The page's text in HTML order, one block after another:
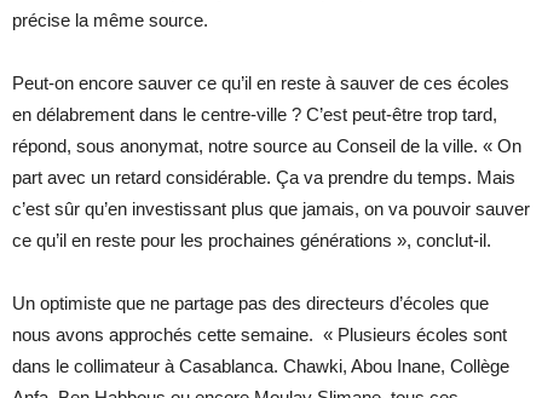
précise la même source.
Peut-on encore sauver ce qu’il en reste à sauver de ces écoles
en délabrement dans le centre-ville ? C’est peut-être trop tard,
répond, sous anonymat, notre source au Conseil de la ville. « On
part avec un retard considérable. Ça va prendre du temps. Mais
c’est sûr qu’en investissant plus que jamais, on va pouvoir sauver
ce qu’il en reste pour les prochaines générations », conclut-il.
Un optimiste que ne partage pas des directeurs d’écoles que
nous avons approchés cette semaine. « Plusieurs écoles sont
dans le collimateur à Casablanca. Chawki, Abou Inane, Collège